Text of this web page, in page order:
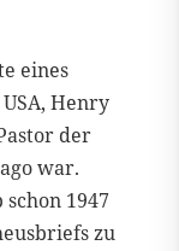
eines
Henry
der
war.
1947
zu